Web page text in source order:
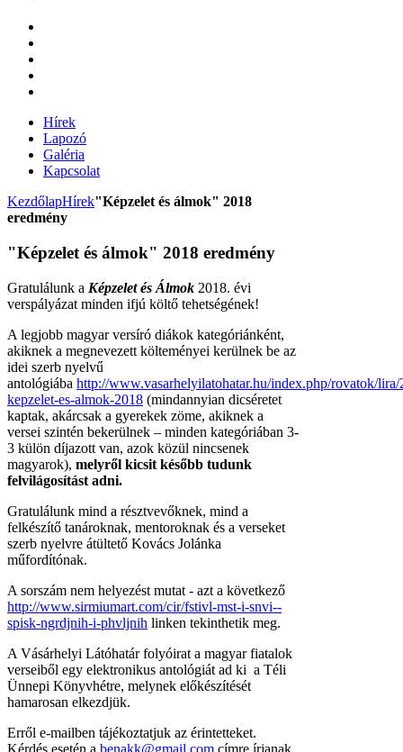
Hírek
Lapozó
Galéria
Kapcsolat
KezdőlapHírek"Képzelet és álmok" 2018
eredmény
"Képzelet és álmok" 2018 eredmény
Gratulálunk a Képzelet és Álmok 2018. évi
verspályázat minden ifjú költő tehetségének!
A legjobb magyar versíró diákok kategóriánként,
akiknek a megnevezett költeményei kerülnek be az
idei szerb nyelvű
antológiába http://www.vasarhelyilatohatar.hu/index.php/rovatok/lira/
kepzelet-es-almok-2018 (mindannyian dicséretet
kaptak, akárcsak a gyerekek zöme, akiknek a
versei szintén bekerülnek – minden kategóriában 3-
3 külön díjazott van, azok közül nincsenek
magyarok), melyről kicsit később tudunk
felvilágosítást adni.
Gratulálunk mind a résztvevőknek, mind a
felkészítő tanároknak, mentoroknak és a verseket
szerb nyelvre átültető Kovács Jolánka
műfordítónak.
A sorszám nem helyezést mutat - azt a következő
http://www.sirmiumart.com/cir/fstivl-mst-i-snvi--
spisk-ngrdjnih-i-phvljnih linken tekinthetik meg.
A Vásárhelyi Látóhatár folyóirat a magyar fiatalok
verseiből egy elektronikus antológiát ad ki a Téli
Ünnepi Könyvhétre, melynek előkészítését
hamarosan elkezdjük.
Erről e-mailben tájékoztatjuk az érintetteket.
Kérdés esetén a benakk@gmail.com címre írjanak,